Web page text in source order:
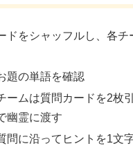
ドをシャッフルし、各チ
題の単語を確認
ームは質問カードを2枚
幽霊に渡す
問に沿ってヒントを1文